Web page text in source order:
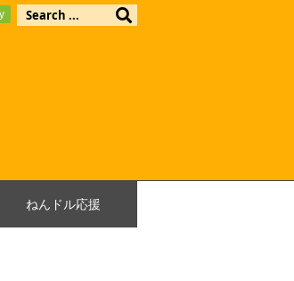
ねんドル応援